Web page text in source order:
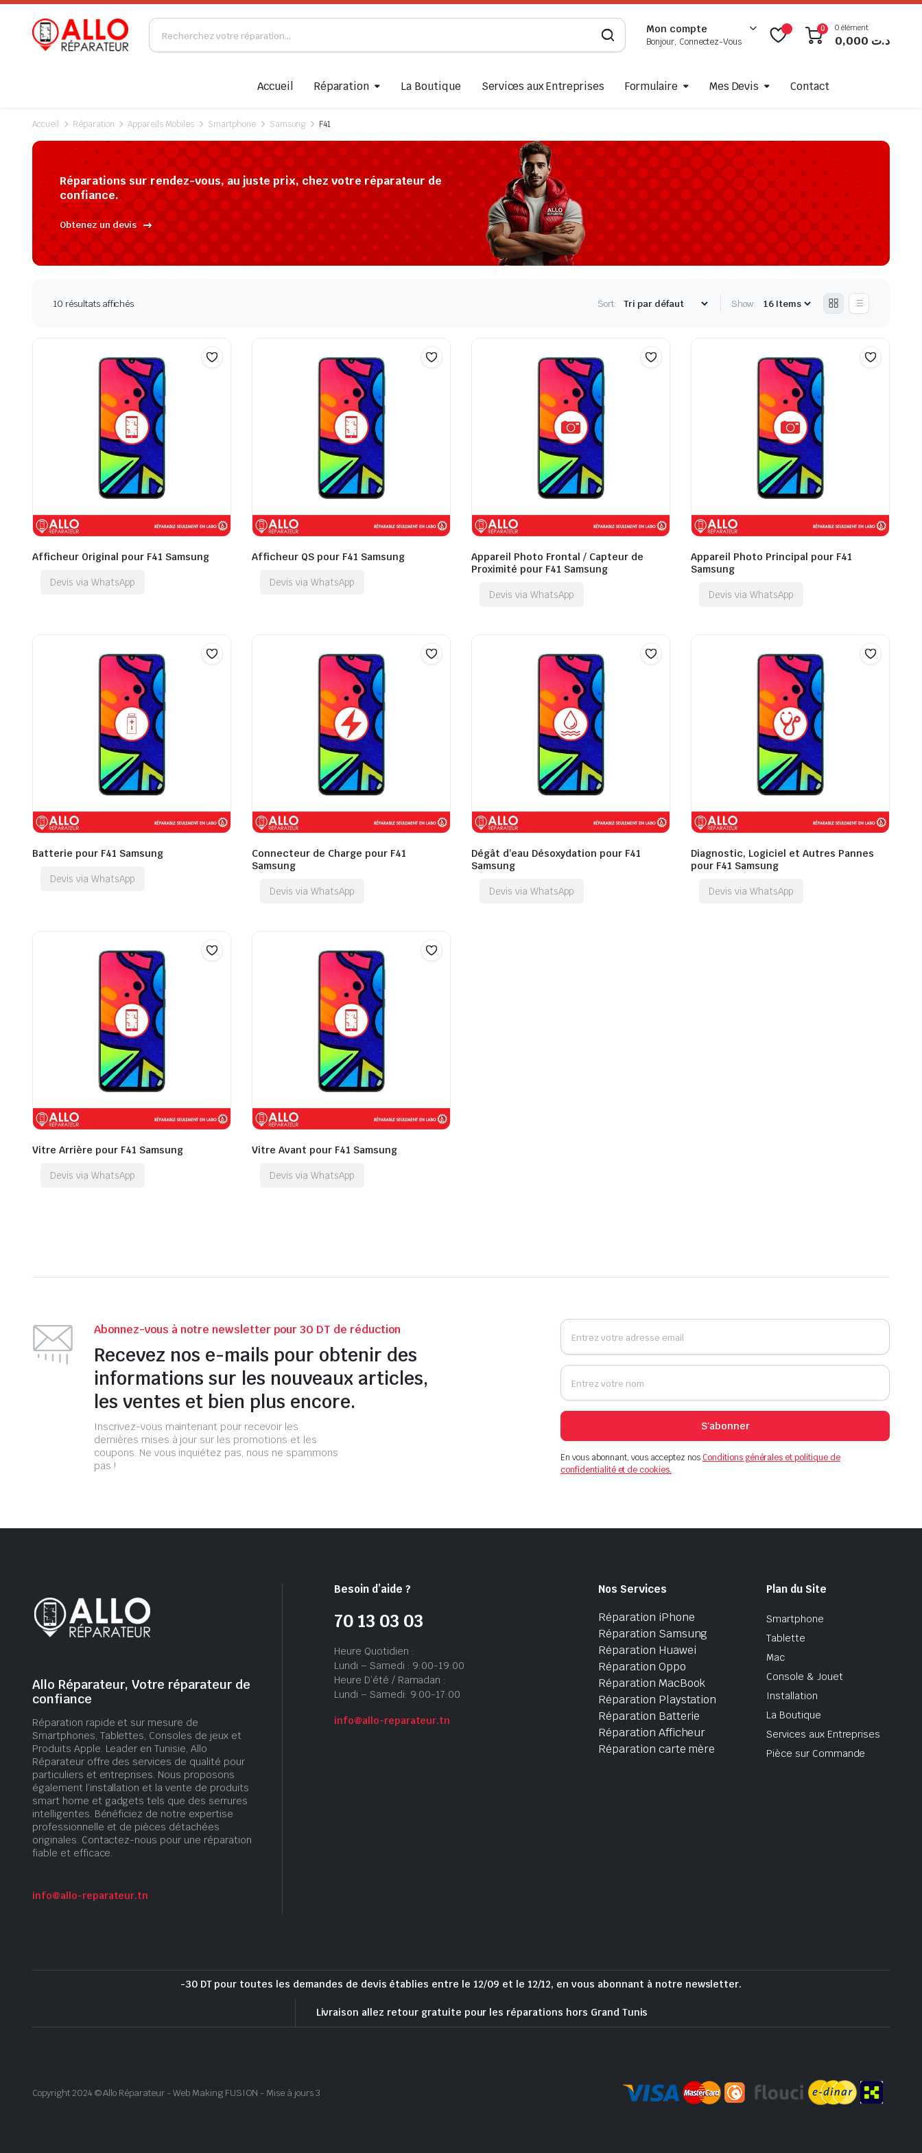
Mon compte
Bonjour, Connectez-Vous
0 0 élément
د.ت
Accueil Réparation La Boutique Services aux Entreprises Formulaire Mes Devis Contact
Accueil Réparation Appareils Mobiles Smartphone Samsung F41
Réparations sur rendez-vous, au juste prix, chez votre réparateur de
confiance.
Obtenez un devis
10 résultats affichés Sort: Show:
Afficheur Original pour F41 Samsung
Devis via WhatsApp
Afficheur QS pour F41 Samsung
Devis via WhatsApp
Appareil Photo Frontal / Capteur de
Proximité pour F41 Samsung
Devis via WhatsApp
Appareil Photo Principal pour F41
Samsung
Devis via WhatsApp
Batterie pour F41 Samsung
Devis via WhatsApp
Connecteur de Charge pour F41
Samsung
Devis via WhatsApp
Dégât d’eau Désoxydation pour F41
Samsung
Devis via WhatsApp
Diagnostic, Logiciel et Autres Pannes
pour F41 Samsung
Devis via WhatsApp
Vitre Arrière pour F41 Samsung
Devis via WhatsApp
Vitre Avant pour F41 Samsung
Devis via WhatsApp
Abonnez-vous à notre newsletter pour 30 DT de réduction
Recevez nos e-mails pour obtenir des
informations sur les nouveaux articles,
les ventes et bien plus encore.
Inscrivez-vous maintenant pour recevoir les
dernières mises à jour sur les promotions et les
coupons. Ne vous inquiétez pas, nous ne spammons
pas !
S'abonner
En vous abonnant, vous acceptez nosConditions générales et politique de
confidentialité et de cookies.
Allo Réparateur, Votre réparateur de
confiance
Réparation rapide et sur mesure de
Smartphones, Tablettes, Consoles de jeux et
Produits Apple. Leader en Tunisie, Allo
Réparateur offre des services de qualité pour
particuliers et entreprises. Nous proposons
également l’installation et la vente de produits
smart home et gadgets tels que des serrures
intelligentes. Bénéficiez de notre expertise
professionnelle et de pièces détachées
originales. Contactez-nous pour une réparation
fiable et efficace.
info@allo-reparateur.tn
Besoin d’aide ?
70 13 03 03
Heure Quotidien :
Lundi – Samedi : 9:00-19:00
Heure D’été / Ramadan :
Lundi – Samedi: 9:00-17:00
info@allo-reparateur.tn
Nos Services
Réparation iPhone
Réparation Samsung
Réparation Huawei
Réparation Oppo
Réparation MacBook
Réparation Playstation
Réparation Batterie
Réparation Afficheur
Réparation carte mère
Plan du Site
Smartphone
Tablette
Mac
Console & Jouet
Installation
La Boutique
Services aux Entreprises
Pièce sur Commande
-30 DT pour toutes les demandes de devis établies entre le 12/09 et le 12/12, en vous abonnant à notre newsletter.
Livraison allez retour gratuite pour les réparations hors Grand Tunis
Copyright 2024 © Allo Réparateur - Web Making FUSION - Mise à jours 3